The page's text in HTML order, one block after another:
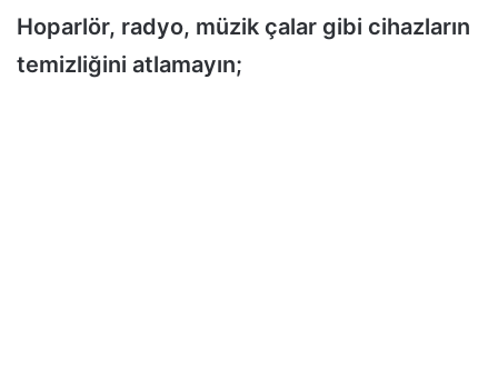
Hoparlör, radyo, müzik çalar gibi cihazların
temizliğini atlamayın;